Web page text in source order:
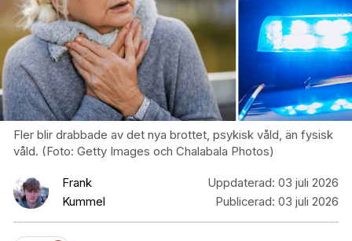
Fler blir drabbade av det nya brottet, psykisk våld, än fysisk
våld. (Foto: Getty Images och Chalabala Photos)
Frank
Kummel
Uppdaterad: 03 juli 2026
Publicerad: 03 juli 2026